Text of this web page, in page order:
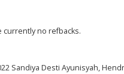
currently no refbacks.
Sandiya Desti Ayunisyah,